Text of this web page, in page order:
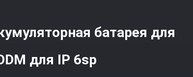
батарея для
для IP 6sp